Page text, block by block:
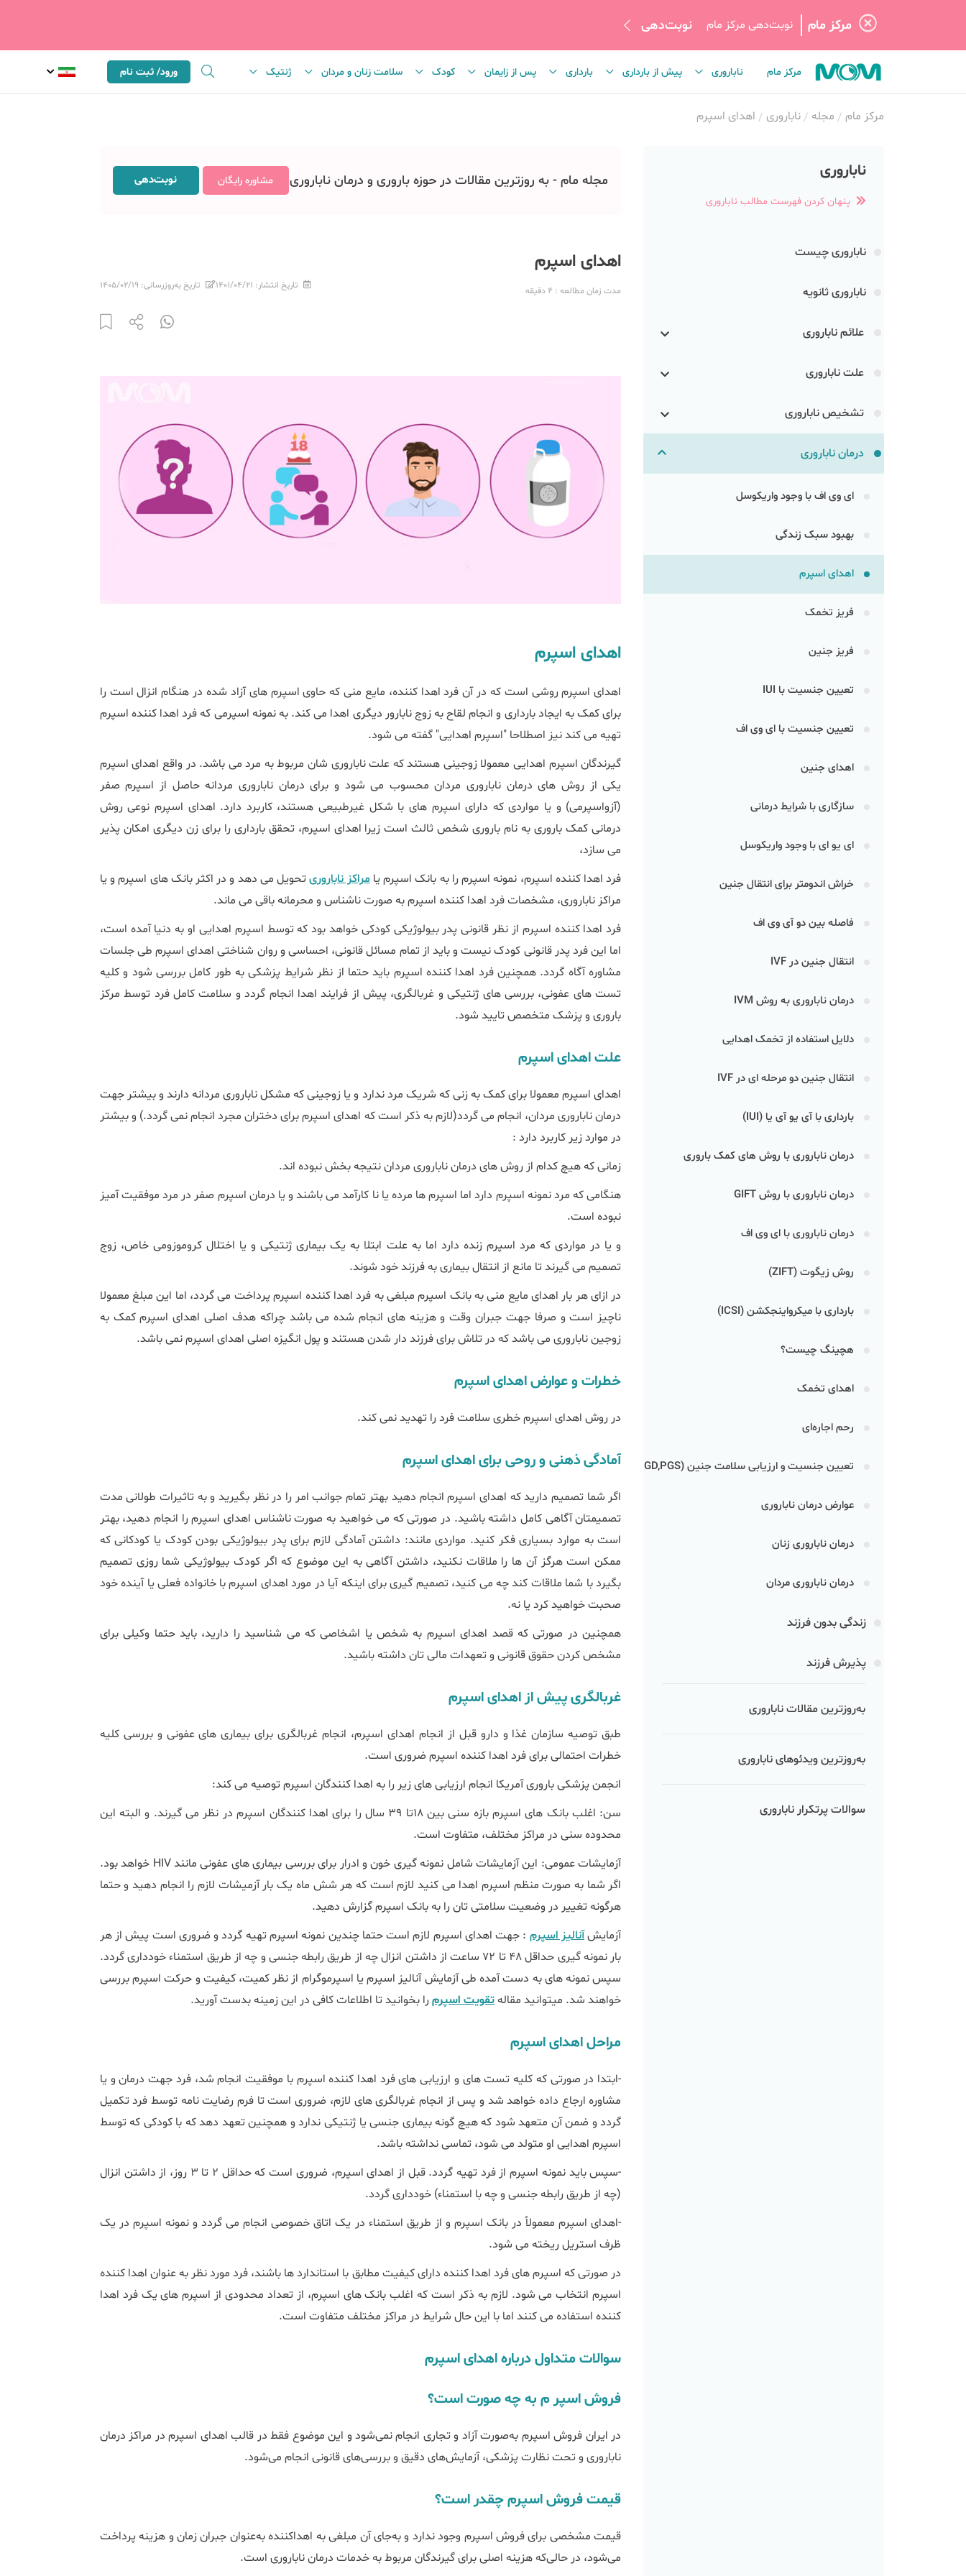
مرکز مام نوبت‌دهی مرکز مام نوبت‌دهی
مرکز مام ناباروری پیش از بارداری بارداری پس از زایمان کودک سلامت زنان و مردان ژنتیک ورود/ ثبت نام
مرکز مام مجله ناباروری اهدای اسپرم
ناباروری
پنهان کردن فهرست مطالب ناباروری
ناباروری چیست
ناباروری ثانویه
علائم ناباروری
علت ناباروری
تشخیص ناباروری
درمان ناباروری
ای وی اف با وجود واریکوسل
بهبود سبک زندگی
اهدای اسپرم
فریز تخمک
فریز جنین
تعیین جنسیت با IUI
تعیین جنسیت با ای وی اف
اهدای جنین
سازگاری با شرایط درمانی
ای یو ای با وجود واریکوسل
خراش اندومتر برای انتقال جنین
فاصله بین دو آی وی اف
انتقال جنین در IVF
درمان ناباروری به روش IVM
دلایل استفاده از تخمک اهدایی
انتقال جنین دو مرحله ای در IVF
بارداری با آی یو آی یا (IUI)
درمان ناباروری با روش های کمک‌ باروری
درمان ناباروری با روش GIFT
درمان ناباروری با ای وی اف
روش زیگوت (ZIFT)
بارداری با میکرواینجکشن (ICSI)
هچینگ چیست؟
اهدای تخمک
رحم اجاره‌ای
تعیین جنسیت و ارزیابی سلامت جنین (PGD,PGS)
عوارض درمان ناباروری
درمان‌ ناباروری زنان
درمان‌ ناباروری مردان
زندگی بدون فرزند
پذیرش فرزند
به‌روزترین مقالات ناباروری
به‌روزترین ویدئوهای ناباروری
سوالات پرتکرار ناباروری
مجله مام - به روزترین مقالات در حوزه باروری و درمان ناباروری مشاوره رایگان نوبت‌دهی
اهدای اسپرم
مدت زمان مطالعه: 4 دقیقه تاریخ انتشار: ۱۴۰۱/۰۴/۲۱ تاریخ به‌روزرسانی: ۱۴۰۵/۰۲/۱۹
اهدای اسپرم
اهدای اسپرم روشی است که در آن فرد اهدا کننده، مایع منی که حاوی اسپرم های آزاد شده در هنگام انزال است را
برای کمک به ایجاد بارداری و انجام لقاح به زوج نابارور دیگری اهدا می کند. به نمونه اسپرمی که فرد اهدا کننده اسپرم
تهیه می کند نیز اصطلاحا "اسپرم اهدایی" گفته می شود.
گیرندگان اسپرم اهدایی معمولا زوجینی هستند که علت ناباروری شان مربوط به مرد می باشد. در واقع اهدای اسپرم
یکی از روش های درمان ناباروری مردان محسوب می شود و برای درمان ناباروری مردانه حاصل از اسپرم صفر
(آزواسپرمی) و یا مواردی که دارای اسپرم های با شکل غیرطبیعی هستند، کاربرد دارد. اهدای اسپرم نوعی روش
درمانی کمک باروری به نام باروری شخص ثالث است زیرا اهدای اسپرم، تحقق بارداری را برای زن دیگری امکان پذیر
می سازد،
فرد اهدا کننده اسپرم، نمونه اسپرم را به بانک اسپرم یامراکز ناباروریتحویل می دهد و در اکثر بانک های اسپرم و یا
مراکز ناباروری، مشخصات فرد اهدا کننده اسپرم به صورت ناشناس و محرمانه باقی می ماند.
فرد اهدا کننده اسپرم از نظر قانونی پدر بیولوژیکی کودکی خواهد بود که توسط اسپرم اهدایی او به دنیا آمده است،
اما این فرد پدر قانونی کودک نیست و باید از تمام مسائل قانونی، احساسی و روان شناختی اهدای اسپرم طی جلسات
مشاوره آگاه گردد. همچنین فرد اهدا کننده اسپرم باید حتما از نظر شرایط پزشکی به طور کامل بررسی شود و کلیه
تست های عفونی، بررسی های ژنتیکی و غربالگری، پیش از فرایند اهدا انجام گردد و سلامت کامل فرد توسط مرکز
باروری و پزشک متخصص تایید شود.
علت اهدای اسپرم
اهدای اسپرم معمولا برای کمک به زنی که شریک مرد ندارد و یا زوجینی که مشکل ناباروری مردانه دارند و بیشتر جهت
درمان ناباروری مردان، انجام می گردد(لازم به ذکر است که اهدای اسپرم برای دختران مجرد انجام نمی گردد.) و بیشتر
در موارد زیر کاربرد دارد :
زمانی که هیچ کدام از روش های درمان ناباروری مردان نتیجه بخش نبوده اند.
هنگامی که مرد نمونه اسپرم دارد اما اسپرم ها مرده یا نا کارآمد می باشند و یا درمان اسپرم صفر در مرد موفقیت آمیز
نبوده است.
و یا در مواردی که مرد اسپرم زنده دارد اما به علت ابتلا به یک بیماری ژنتیکی و یا اختلال کروموزومی خاص، زوج
تصمیم می گیرند تا مانع از انتقال بیماری به فرزند خود شوند.
در ازای هر بار اهدای مایع منی به بانک اسپرم مبلغی به فرد اهدا کننده اسپرم پرداخت می گردد، اما این مبلغ معمولا
ناچیز است و صرفا جهت جبران وقت و هزینه های انجام شده می باشد چراکه هدف اصلی اهدای اسپرم کمک به
زوجین ناباروری می باشد که در تلاش برای فرزند دار شدن هستند و پول انگیزه اصلی اهدای اسپرم نمی باشد.
خطرات و عوارض اهدای اسپرم
در روش اهدای اسپرم خطری سلامت فرد را تهدید نمی کند.
آمادگی ذهنی و روحی برای اهدای اسپرم
اگر شما تصمیم دارید که اهدای اسپرم انجام دهید بهتر تمام جوانب امر را در نظر بگیرید و به تاثیرات طولانی مدت
تصمیمتان آگاهی کامل داشته باشید. در صورتی که می خواهید به صورت ناشناس اهدای اسپرم را انجام دهید، بهتر
است به موارد بسیاری فکر کنید. مواردی مانند: داشتن آمادگی لازم برای پدر بیولوژیکی بودن کودک یا کودکانی که
ممکن است هرگز آن ها را ملاقات نکنید، داشتن آگاهی به این موضوع که اگر کودک بیولوژیکی شما روزی تصمیم
بگیرد با شما ملاقات کند چه می کنید، تصمیم گیری برای اینکه آیا در مورد اهدای اسپرم با خانواده فعلی یا آینده خود
صحبت خواهید کرد یا نه.
همچنین در صورتی که قصد اهدای اسپرم به شخص یا اشخاصی که می شناسید را دارید، باید حتما وکیلی برای
مشخص کردن حقوق قانونی و تعهدات مالی تان داشته باشید.
غربالگری پیش از اهدای اسپرم
طبق توصیه سازمان غذا و دارو قبل از انجام اهدای اسپرم، انجام غربالگری برای بیماری های عفونی و بررسی کلیه
خطرات احتمالی برای فرد اهدا کننده اسپرم ضروری است.
انجمن پزشکی باروری آمریكا انجام ارزیابی های زیر را به اهدا كنندگان اسپرم توصیه می کند:
سن: اغلب بانک های اسپرم بازه سنی بین 18تا 39 سال را برای اهدا کنندگان اسپرم در نظر می گیرند. و البته این
محدوده‌ سنی در مراکز مختلف، متفاوت است.
آزمایشات عمومی: این آزمایشات شامل نمونه گیری خون و ادرار برای بررسی بیماری های عفونی مانند HIV خواهد بود.
اگر شما به صورت منظم اسپرم اهدا می کنید لازم است که هر شش ماه یک بار آزمیشات لازم را انجام دهید و حتما
هرگونه تغییر در وضعیت سلامتی تان را به بانک اسپرم گزارش دهید.
آزمایشآنالیز اسپرم : جهت اهدای اسپرم لازم است حتما چندین نمونه اسپرم تهیه گردد و ضروری است پیش از هر
بار نمونه گیری حداقل 48 تا 72 ساعت از داشتن انزال چه از طریق رابطه جنسی و چه از طریق استمناء خودداری گردد.
سپس نمونه های به دست آمده طی آزمایش آنالیز اسپرم یا اسپرموگرام از نظر کمیت، کیفیت و حرکت اسپرم بررسی
خواهند شد. میتوانید مقالهتقویت اسپرمرا بخوانید تا اطلاعات کافی در این زمینه بدست آورید.
مراحل اهدای اسپرم
-ابتدا در صورتی که کلیه تست های و ارزیابی های فرد اهدا کننده اسپرم با موفقیت انجام شد، فرد جهت درمان و یا
مشاوره ارجاع داده خواهد شد و پس از انجام غربالگری های لازم، ضروری است تا فرم رضایت نامه توسط فرد تکمیل
گردد و ضمن آن متعهد شود که هیچ گونه بیماری جنسی یا ژنتیکی ندارد و همچنین تعهد دهد که با کودکی که توسط
اسپرم اهدایی او متولد می شود، تماسی نداشته باشد.
-سپس باید نمونه اسپرم از فرد تهیه گردد. قبل از اهدای اسپرم، ضروری است که حداقل 2 تا 3 روز، از داشتن انزال
(چه از طریق رابطه جنسی و چه با استمناء) خودداری گردد.
-اهدای اسپرم معمولاً در بانک اسپرم و از طریق استمناء در یک اتاق خصوصی انجام می گردد و نمونه اسپرم در یک
ظرف استریل ریخته می شود.
در صورتی که اسپرم های فرد اهدا کننده دارای کیفیت مطابق با استاندارد ها باشند، فرد مورد نظر به عنوان اهدا کننده
اسپرم انتخاب می شود. لازم به ذکر است که اغلب بانک های اسپرم، از تعداد محدودی از اسپرم های یک فرد اهدا
کننده استفاده می کنند اما با این حال شرایط در مراکز مختلف متفاوت است.
سوالات متداول درباره اهدای اسپرم
فروش اسپر م به چه صورت است؟
در ایران فروش اسپرم به‌صورت آزاد و تجاری انجام نمی‌شود و این موضوع فقط در قالب اهدای اسپرم در مراکز درمان
ناباروری و تحت نظارت پزشکی، آزمایش‌های دقیق و بررسی‌های قانونی انجام می‌شود.
قیمت فروش اسپرم چقدر است؟
قیمت مشخصی برای فروش اسپرم وجود ندارد و به‌جای آن مبلغی به اهداکننده به‌عنوان جبران زمان و هزینه پرداخت
می‌شود، در حالی‌که هزینه اصلی برای گیرندگان مربوط به خدمات درمان ناباروری است.